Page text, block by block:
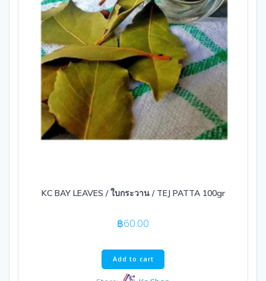
KC BAY LEAVES / ใบกระวาน / TEJ PATTA 100gr
฿60.00
Add to cart